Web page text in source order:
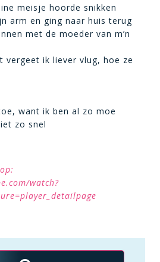
meisje hoorde snikken
arm en ging naar huis terug
met de moeder van m’n
vergeet ik liever vlug, hoe ze
want ik ben al zo moe
zo snel
watch?